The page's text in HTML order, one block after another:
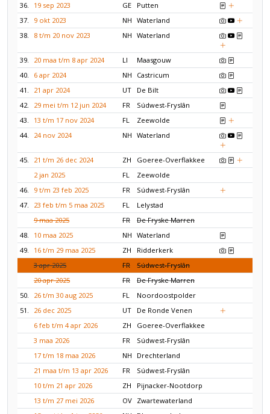
36.
19 sep 2023 GE
Putten
37.
9 okt 2023 NH Waterland
38.
8 t/m 20 nov 2023 NH Waterland
39. 20 maa t/m 8 apr 2024 LI
Maasgouw
40.
6 apr 2024 NH
Castricum
41.
21 apr 2024 UT
De Bilt
42.
29 mei t/m 12 jun 2024 FR
Súdwest-Fryslân
43.
13 t/m 17 nov 2024 FL
Zeewolde
44.
24 nov 2024 NH Waterland
45. 21 t/m 26 dec 2024 ZH
Goeree-Overflakkee
2 jan 2025
FL
Zeewolde
46.
9 t/m 23 feb 2025 FR
Súdwest-Fryslân
47.
23 feb t/m 5 maa 2025 FL
Lelystad
9 maa 2025
FR
De Fryske Marren
48.
10 maa 2025 NH Waterland
49.
16 t/m 29 maa 2025 ZH
Ridderkerk
3 apr 2025
FR
Súdwest-Fryslân
20 apr 2025
FR
De Fryske Marren
50.
26 t/m 30 aug 2025 FL
Noordoostpolder
51.
26 dec 2025 UT
De Ronde Venen
6 feb t/m 4 apr 2026
ZH
Goeree-Overflakkee
3 maa 2026
FR
Súdwest-Fryslân
17 t/m 18 maa 2026
NH
Drechterland
21 maa t/m 13 apr 2026
FR
Súdwest-Fryslân
10 t/m 21 apr 2026
ZH
Pijnacker-Nootdorp
13 t/m 27 mei 2026
OV Zwartewaterland